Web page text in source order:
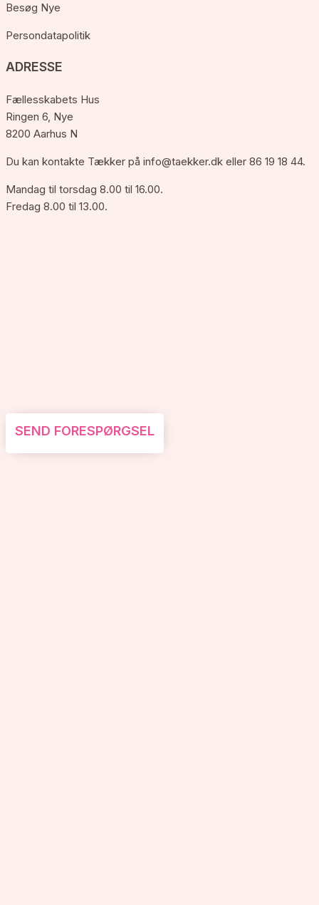
Besøg Nye
Persondatapolitik
ADRESSE
Fællesskabets Hus
Ringen 6, Nye
8200 Aarhus N
Du kan kontakte Tækker på info@taekker.dk eller 86 19 18 44.
Mandag til torsdag 8.00 til 16.00.
Fredag 8.00 til 13.00.
SEND FORESPØRGSEL